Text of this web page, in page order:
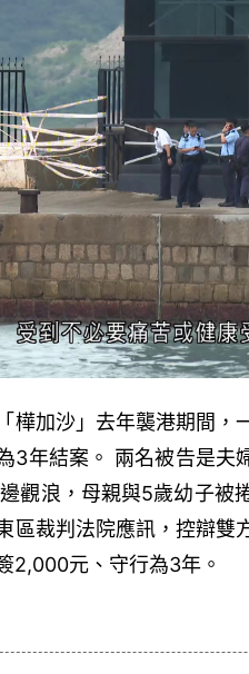
樺加沙」去年襲港期間
3年結案。 兩名被告是夫
觀浪，母親與5歲幼子被
區裁判法院應訊，控辯雙
2,000元、守行為3年。